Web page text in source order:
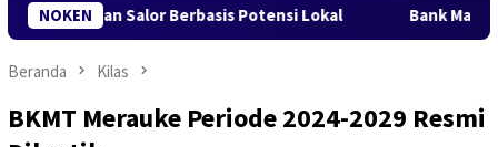
NOKEN
Potensi Lokal Bank Mandiri Region XII Hadirkan
Beranda Kilas
BKMT Merauke Periode 2024-2029 Resmi